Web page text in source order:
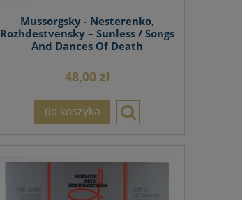
Mussorgsky - Nesterenko,
Rozhdestvensky – Sunless / Songs
And Dances Of Death
48,00 zł
do koszyka